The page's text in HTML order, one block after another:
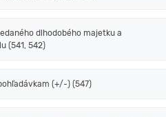
dlhodobého majetku a
(541, 542)
(+/-) (547)